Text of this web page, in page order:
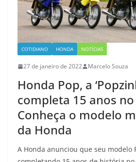
COTIDIANO HONDA NOTÍCIAS
27 de janeiro de 2022 Marcelo Souza
Honda Pop, a
completa 15 anos
Conheça o modelo
da Honda
A Honda anunciou que seu modelo